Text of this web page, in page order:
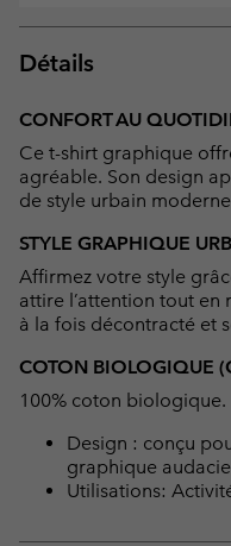
Détails
CONFORT AU
Ce t-shirt graphique
agréable. Son design
de style urbain
STYLE GRAPHIQUE
Affirmez votre style
attire l’attention tout
à la fois décontracté et
COTON BIOLOGIQUE
100% coton biologique.
Design : conçu
graphique
Utilisations: